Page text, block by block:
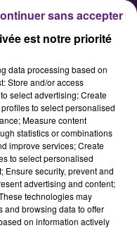
organise
au sujet
de
est notre priorité
data processing based on
Store and/or access
select advertising; Create
to select personalised
Measure content
statistics or combinations
improve services; Create
to select personalised
Ensure security, prevent and
advertising and content;
technologies may
and browsing data to offer
on information actively
sans accepter